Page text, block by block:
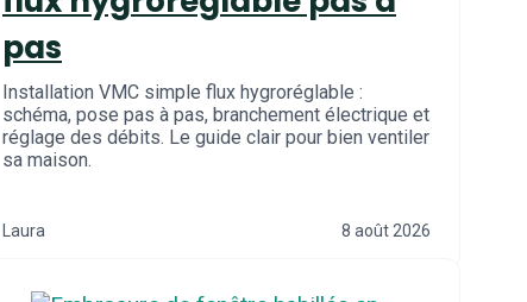
pas
Installation VMC simple flux hygroréglable :
schéma, pose pas à pas, branchement électrique et
réglage des débits. Le guide clair pour bien ventiler
sa maison.
Laura 8 août 2026